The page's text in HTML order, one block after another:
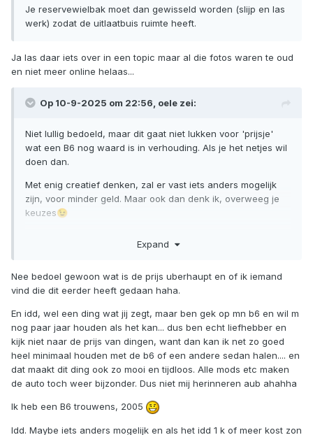
Je reservewielbak moet dan gewisseld worden (slijp en las
werk) zodat de uitlaatbuis ruimte heeft.
Ja las daar iets over in een topic maar al die fotos waren te oud
en niet meer online helaas...
Op 10-9-2025 om 22:56, oele zei:
Niet lullig bedoeld, maar dit gaat niet lukken voor 'prijsje'
wat een B6 nog waard is in verhouding. Als je het netjes wil
doen dan.
Met enig creatief denken, zal er vast iets anders mogelijk
zijn, voor minder geld. Maar ook dan denk ik, overweeg je
keuzes😉
Expand
Nee bedoel gewoon wat is de prijs uberhaupt en of ik iemand
vind die dit eerder heeft gedaan haha.
En idd, wel een ding wat jij zegt, maar ben gek op mn b6 en wil m
nog paar jaar houden als het kan... dus ben echt liefhebber en
kijk niet naar de prijs van dingen, want dan kan ik net zo goed
heel minimaal houden met de b6 of een andere sedan halen.... en
dat maakt dit ding ook zo mooi en tijdloos. Alle mods etc maken
de auto toch weer bijzonder. Dus niet mij herinneren aub ahahha
Ik heb een B6 trouwens, 2005
Idd. Maybe iets anders mogelijk en als het idd 1 k of meer kost zon